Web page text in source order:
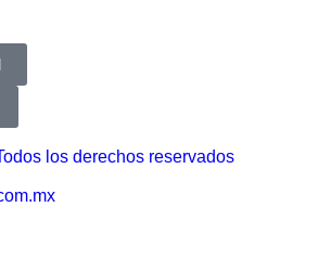
los derechos reservados